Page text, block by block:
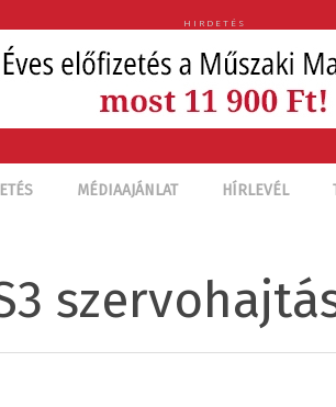
HIRDETÉS
MÉDIAAJÁNLAT HÍRLEVÉL